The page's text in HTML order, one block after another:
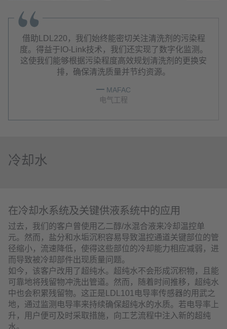
借助LDL220，我们始终能密切关注清洗剂的污染程
度。得益于IO-Link技术，我们还实现了数字化监测。
这使我们能够根据污染程度高效规划清洗剂的更换安
排，确保清洗质量并节约资源。
MAFAC
电气工程
冷却水
在冷却水系统及关键供液系统中的应用
过去，我们的客户曾使用乙二醇/水混合液来冷却温控单
元。然而，盐分和水垢沉积容易导致温控通道关键部位的管
径缩小，流速降低，使得这些部位的冷却能力相应减弱，进
而导致被冷却部件出现质量问题。
如今，该客户改用了超纯水。超纯水不会形成沉积物，且能
可靠地将残留物冲洗出管道。然而，随着时间推移，超纯水
中也会积累残留物。这正是LDL101电导率传感器的用武之
地，通过监测电导率来持续确保超纯水的水质。若电导率上
升，用户便可及时采取措施，向工艺流程中注入新的超纯
水。